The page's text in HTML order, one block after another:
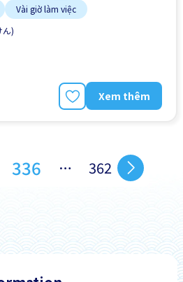
Vài giờ làm việc
ん)
Xem thêm
336 … 362